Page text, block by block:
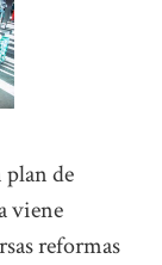
plan de
viene
reformas